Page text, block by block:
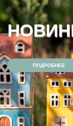
ПОДРОБНЕЕ